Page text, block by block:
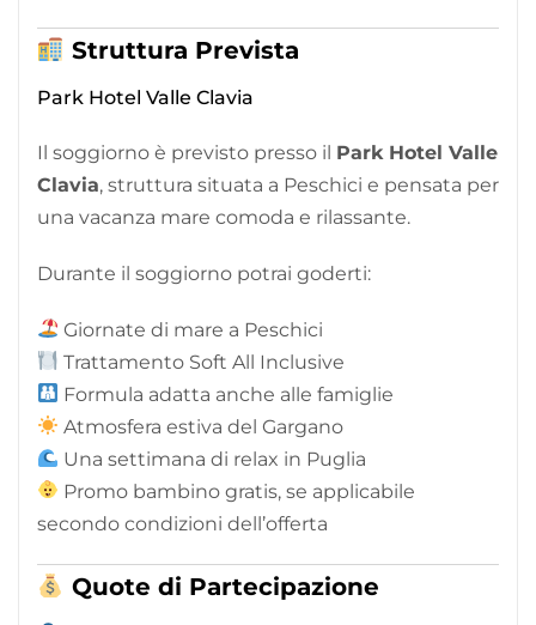
Struttura Prevista
Park Hotel Valle Clavia
Il soggiorno è previsto presso il Park Hotel Valle
Clavia, struttura situata a Peschici e pensata per
una vacanza mare comoda e rilassante.
Durante il soggiorno potrai goderti:
Giornate di mare a Peschici
Trattamento Soft All Inclusive
Formula adatta anche alle famiglie
Atmosfera estiva del Gargano
Una settimana di relax in Puglia
Promo bambino gratis, se applicabile
secondo condizioni dell’offerta
Quote di Partecipazione